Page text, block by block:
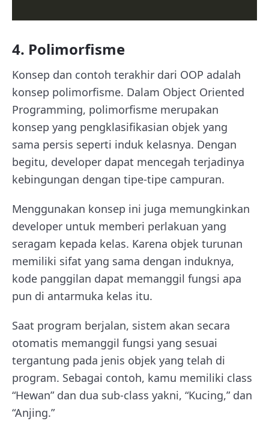
4. Polimorfisme
Konsep dan contoh terakhir dari OOP adalah
konsep polimorfisme. Dalam Object Oriented
Programming, polimorfisme merupakan
konsep yang pengklasifikasian objek yang
sama persis seperti induk kelasnya. Dengan
begitu, developer dapat mencegah terjadinya
kebingungan dengan tipe-tipe campuran.
Menggunakan konsep ini juga memungkinkan
developer untuk memberi perlakuan yang
seragam kepada kelas. Karena objek turunan
memiliki sifat yang sama dengan induknya,
kode panggilan dapat memanggil fungsi apa
pun di antarmuka kelas itu.
Saat program berjalan, sistem akan secara
otomatis memanggil fungsi yang sesuai
tergantung pada jenis objek yang telah di
program. Sebagai contoh, kamu memiliki class
“Hewan” dan dua sub-class yakni, “Kucing,” dan
“Anjing.”